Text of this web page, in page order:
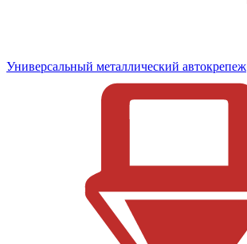
Универсальный металлический автокрепеж